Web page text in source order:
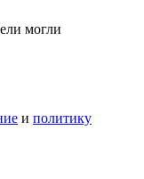
могли
и политику